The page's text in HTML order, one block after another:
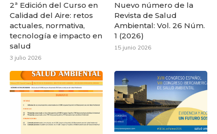
2ª Edición del Curso en
Calidad del Aire: retos
actuales, normativa,
tecnología e impacto en
salud
3 julio 2026
Nuevo número de la
Revista de Salud
Ambiental: Vol. 26 Núm.
1 (2026)
15 junio 2026